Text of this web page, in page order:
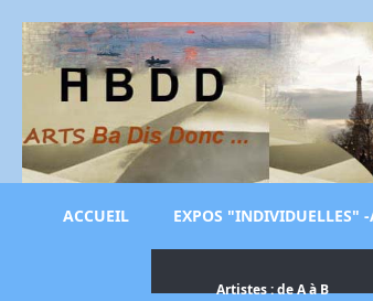
ACCUEIL EXPOS "INDIVIDUELLES"
Artistes : de A à B